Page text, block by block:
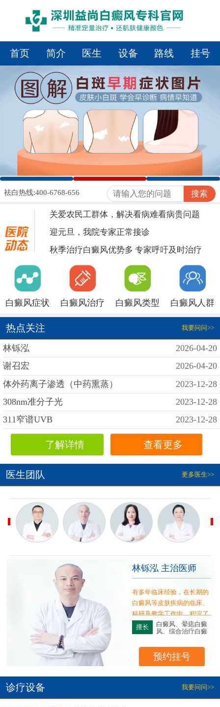
首页 简介 医生 设备 路线 挂号
1 2 3
祛白热线:400-6768-656 搜索
关爱农民工群体，解决看病难看病贵问题
迎元旦，我院专家正常接诊
秋季治疗白癜风优势多 专家呼吁及时治疗
白癜风症状 白癜风治疗 白癜风类型 白癜风人群
热点关注 我要问问>>
林铄泓
2026-04-20
谢召宏
2026-04-20
体外药离子渗透（中药熏蒸）
2023-12-28
308nm准分子光
2023-12-28
311窄谱UVB
2023-12-28
了解详情 查看更多
医生团队 更多医生>>
林铄泓 主治医师
有多年临床经验，在长期的
白癜风等皮肤疾病的临床、
科研及教学工作中，积淀了
扎实的理论基础与大量丰富
的实践经验
擅长
白癜风、晕痣白癜
风、综合治疗白癜
预约挂号
诊疗设备 我要问问>>